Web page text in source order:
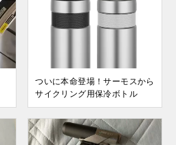
ついに本命登場！サーモスから
サイクリング用保冷ボトル